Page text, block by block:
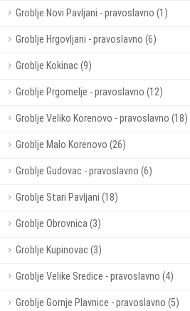
Groblje Novi Pavljani - pravoslavno (1)
Groblje Hrgovljani - pravoslavno (6)
Groblje Kokinac (9)
Groblje Prgomelje - pravoslavno (12)
Groblje Veliko Korenovo - pravoslavno (18)
Groblje Malo Korenovo (26)
Groblje Gudovac - pravoslavno (6)
Groblje Stari Pavljani (18)
Groblje Obrovnica (3)
Groblje Kupinovac (3)
Groblje Velike Sredice - pravoslavno (4)
Groblje Gornje Plavnice - pravoslavno (5)